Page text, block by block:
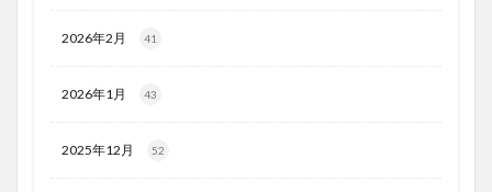
2026年2月 41
2026年1月 43
2025年12月 52